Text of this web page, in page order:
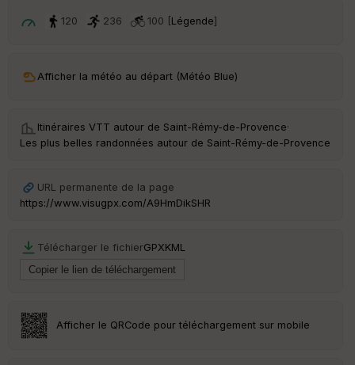
120 236 100 [Légende]
Afficher la météo au départ (Météo Blue)
Itinéraires VTT autour de Saint-Rémy-de-Provence·
Les plus belles randonnées autour de Saint-Rémy-de-Provence
URL permanente de la page
https://www.visugpx.com/A9HmDikSHR
Télécharger le fichierGPXKML
Afficher le QRCode pour téléchargement sur mobile